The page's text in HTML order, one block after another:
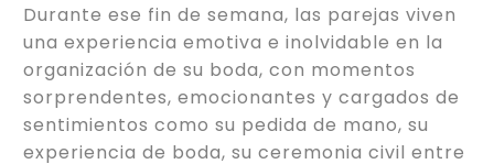
Durante ese fin de semana, las parejas viven
una experiencia emotiva e inolvidable en la
organización de su boda, con momentos
sorprendentes, emocionantes y cargados de
sentimientos como su pedida de mano, su
experiencia de boda, su ceremonia civil entre